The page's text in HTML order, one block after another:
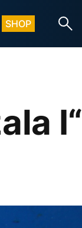
SHOP
I“